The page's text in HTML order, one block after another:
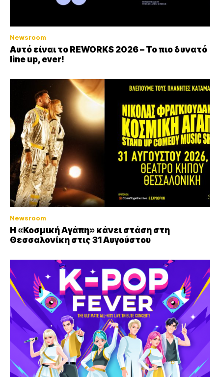
Newsroom
Αυτό είναι το REWORKS 2026 – Το πιο δυνατό
line up, ever!
Newsroom
Η «Κοσμική Αγάπη» κάνει στάση στη
Θεσσαλονίκη στις 31 Αυγούστου